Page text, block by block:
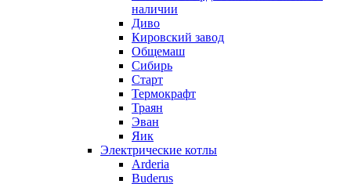
наличии
Диво
Кировский завод
Общемаш
Сибирь
Старт
Термокрафт
Траян
Эван
Яик
Электрические котлы
Arderia
Buderus